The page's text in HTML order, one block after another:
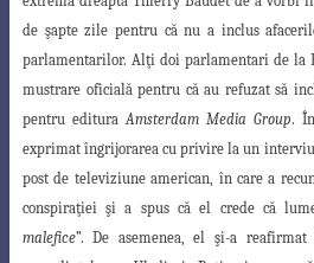
de şapte zile pentru că nu a inclus
parlamentarilor. Alţi doi parlamentari de la
mustrare oficială pentru că au refuzat să
pentru editura Amsterdam Media Group.
exprimat îngrijorarea cu privire la un
post de televiziune american, în care a
conspiraţiei şi a spus că el crede că
malefice”. De asemenea, el şi-a